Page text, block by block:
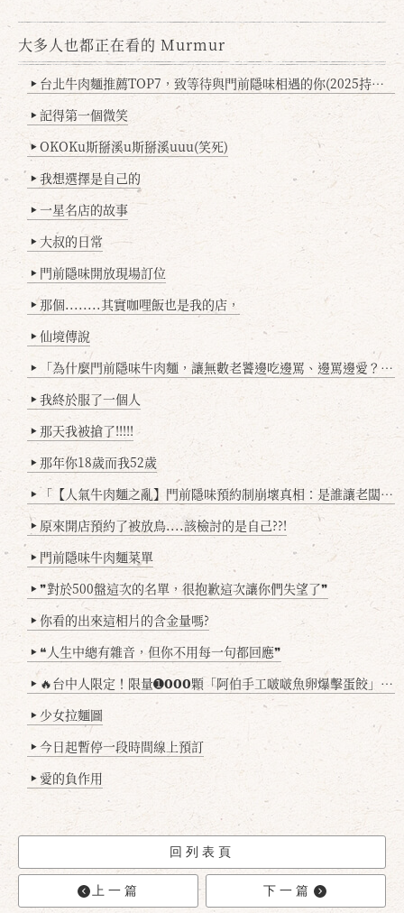
大多人也都正在看的 Murmur
▶ 台北牛肉麵推薦TOP7，致等待與門前隱味相遇的你(2025持續更新
▶ 記得第一個微笑
▶ OKOKu斯掰溪u斯掰溪uuu(笑死)
▶ 我想選擇是自己的
▶ 一星名店的故事
▶ 大叔的日常
▶ 門前隱味開放現場訂位
▶ 那個........其實咖哩飯也是我的店，
▶ 仙境傳說
▶ 「為什麼門前隱味牛肉麵，讓無數老饕邊吃邊罵、邊罵邊愛？小辣雞揭密！」
▶ 我終於服了一個人
▶ 那天我被搶了!!!!!
▶ 那年你18歲而我52歲
▶ 「【人氣牛肉麵之亂】門前隱味預約制崩壞真相：是誰讓老闆心灰意冷？」
▶ 原來開店預約了被放鳥....該檢討的是自己??!
▶ 門前隱味牛肉麵菜單
▶ ❞對於500盤這次的名單，很抱歉這次讓你們失望了❞
▶ 你看的出來這相片的含金量嗎?
▶ ❝人生中總有雜音，但你不用每一句都回應❞
▶ 🔥台中人限定！限量➊𝟬𝟬𝟬顆「阿伯手工啵啵魚卵爆擊蛋餃」台北已被搶爆2萬顆，最後名額門前隱味只留給你！🥟💥
▶ 少女拉麵圖
▶ 今日起暫停一段時間線上預訂
▶ 愛的負作用
回列表頁
上一篇 下一篇